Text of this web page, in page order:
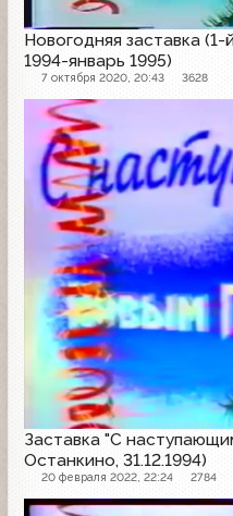
Новогодняя заставка
1994-январь 1995)
7 октября 2020, 20:43 3628
Заставка "С
Останкино, 31.12.1994)
20 февраля 2022, 22:24 2784
Заставка
Заставка